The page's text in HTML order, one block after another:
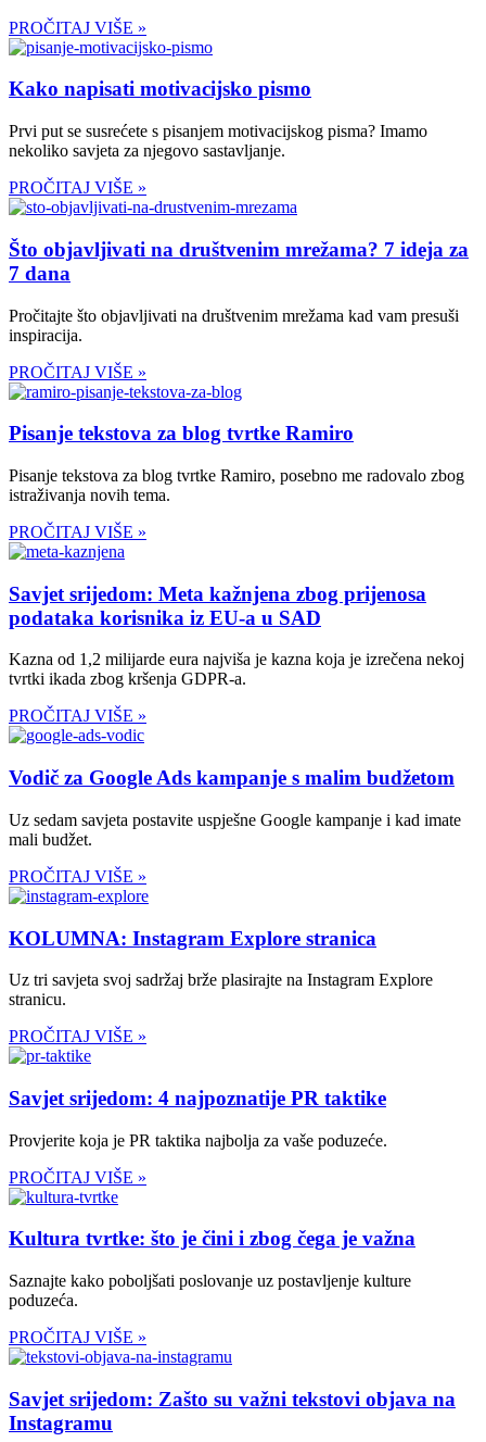
PROČITAJ VIŠE »
Kako napisati motivacijsko pismo
Prvi put se susrećete s pisanjem motivacijskog pisma? Imamo
nekoliko savjeta za njegovo sastavljanje.
PROČITAJ VIŠE »
Što objavljivati na društvenim mrežama? 7 ideja za
7 dana
Pročitajte što objavljivati na društvenim mrežama kad vam presuši
inspiracija.
PROČITAJ VIŠE »
Pisanje tekstova za blog tvrtke Ramiro
Pisanje tekstova za blog tvrtke Ramiro, posebno me radovalo zbog
istraživanja novih tema.
PROČITAJ VIŠE »
Savjet srijedom: Meta kažnjena zbog prijenosa
podataka korisnika iz EU-a u SAD
Kazna od 1,2 milijarde eura najviša je kazna koja je izrečena nekoj
tvrtki ikada zbog kršenja GDPR-a.
PROČITAJ VIŠE »
Vodič za Google Ads kampanje s malim budžetom
Uz sedam savjeta postavite uspješne Google kampanje i kad imate
mali budžet.
PROČITAJ VIŠE »
KOLUMNA: Instagram Explore stranica
Uz tri savjeta svoj sadržaj brže plasirajte na Instagram Explore
stranicu.
PROČITAJ VIŠE »
Savjet srijedom: 4 najpoznatije PR taktike
Provjerite koja je PR taktika najbolja za vaše poduzeće.
PROČITAJ VIŠE »
Kultura tvrtke: što je čini i zbog čega je važna
Saznajte kako poboljšati poslovanje uz postavljenje kulture
poduzeća.
PROČITAJ VIŠE »
Savjet srijedom: Zašto su važni tekstovi objava na
Instagramu